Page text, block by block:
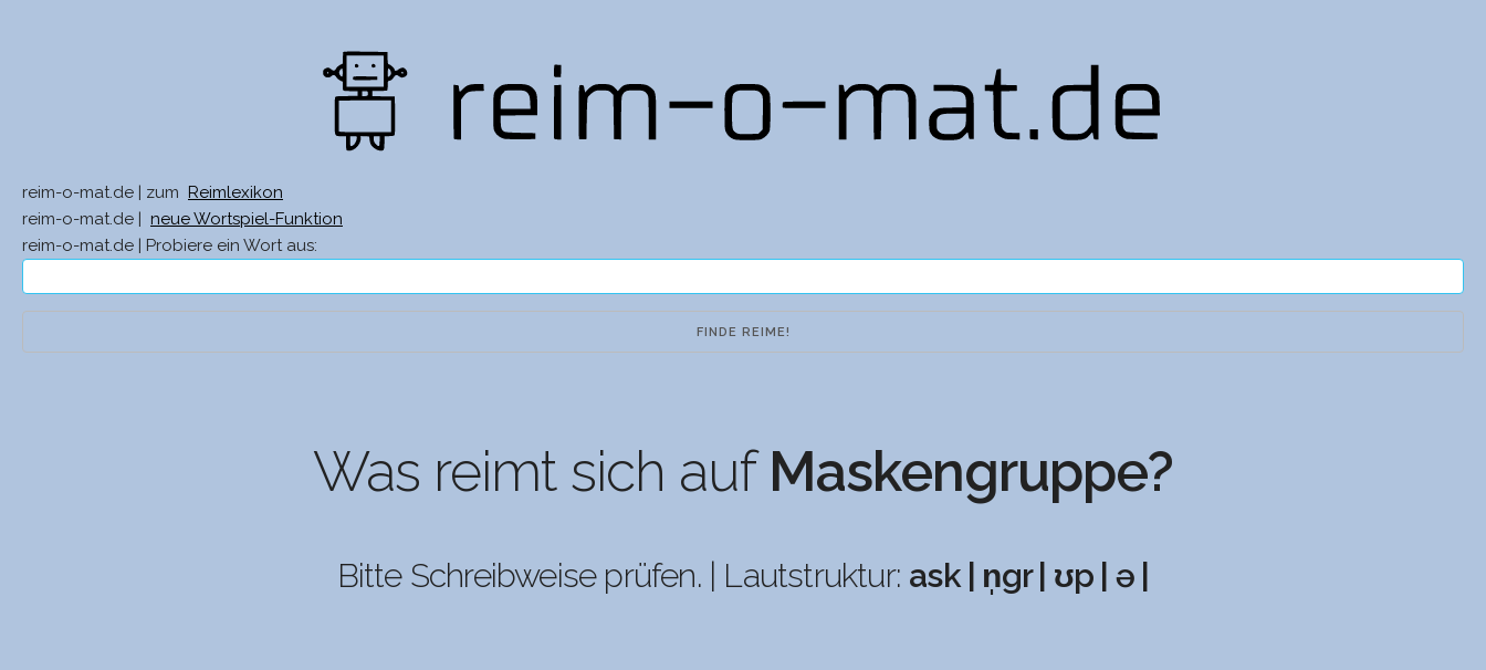
reim-o-mat.de | zum
Reimlexikon
reim-o-mat.de |
neue Wortspiel-Funktion
reim-o-mat.de | Probiere ein Wort aus:
Was reimt sich auf Maskengruppe?
Bitte Schreibweise prüfen. | Lautstruktur: ask | n̩gr | ʊp | ə |